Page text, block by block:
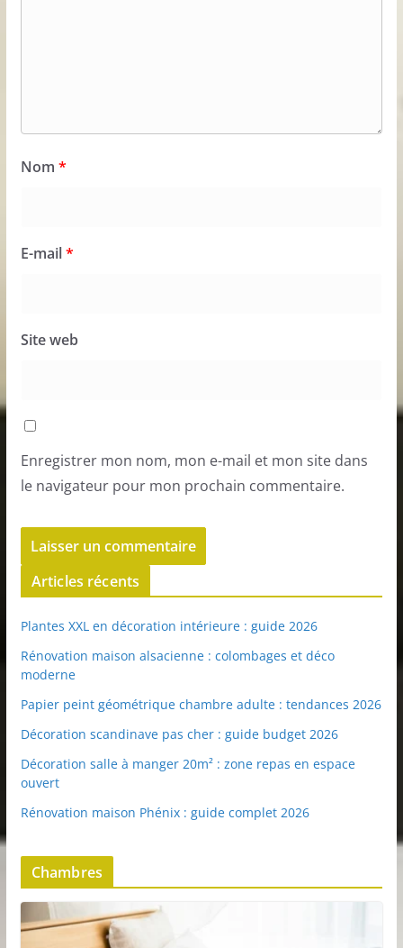
Nom *
E-mail*
Site web
Enregistrer mon nom, mon e-mail et mon site dans
le navigateur pour mon prochain commentaire.
Articles récents
Plantes XXL en décoration intérieure : guide 2026
Rénovation maison alsacienne : colombages et déco
moderne
Papier peint géométrique chambre adulte : tendances 2026
Décoration scandinave pas cher : guide budget 2026
Décoration salle à manger 20m² : zone repas en espace
ouvert
Rénovation maison Phénix : guide complet 2026
Chambres